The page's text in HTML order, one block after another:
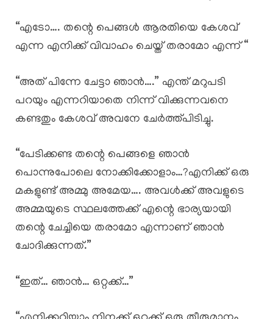
“എടോ…. തന്റെ പെങ്ങൾ ആരതിയെ കേശവ്
എന്ന എനിക്ക് വിവാഹം ചെയ്ത് തരാമോ എന്ന് “
“അത് പിന്നേ ചേട്ടാ ഞാൻ….” എന്ത് മറുപടി
പറയും എന്നറിയാതെ നിന്ന് വിക്കുന്നവനെ
കണ്ടതും കേശവ് അവനേ ചേർത്ത്പിടിച്ചു.
“പേടിക്കണ്ട തന്റെ പെങ്ങളെ ഞാൻ
പൊന്നുപോലെ നോക്കിക്കോളാം…?എനിക്ക് ഒരു
മകളുണ്ട് അമ്മു അമേയ…. അവൾക്ക് അവളുടെ
അമ്മയുടെ സ്ഥലത്തേക്ക് എന്റെ ഭാര്യയായി
തന്റെ ചേച്ചിയെ തരാമോ എന്നാണ് ഞാൻ
ചോദിക്കുന്നത്.”
“ഇത്… ഞാൻ… ഒറ്റക്ക്…”